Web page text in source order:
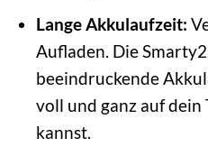
Lange Akkulaufzeit:
Aufladen. Die
beeindruckende
voll und ganz auf
kannst.